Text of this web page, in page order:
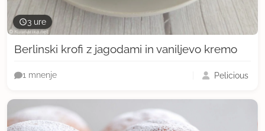
3 ure
Berlinski krofi z jagodami in vaniljevo kremo
1 mnenje Pelicious